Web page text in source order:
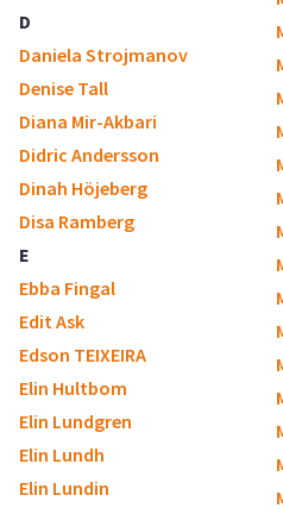
D
Daniela Strojmanov
Denise Tall
Diana Mir-Akbari
Didric Andersson
Dinah Höjeberg
Disa Ramberg
E
Ebba Fingal
Edit Ask
Edson TEIXEIRA
Elin Hultbom
Elin Lundgren
Elin Lundh
Elin Lundin